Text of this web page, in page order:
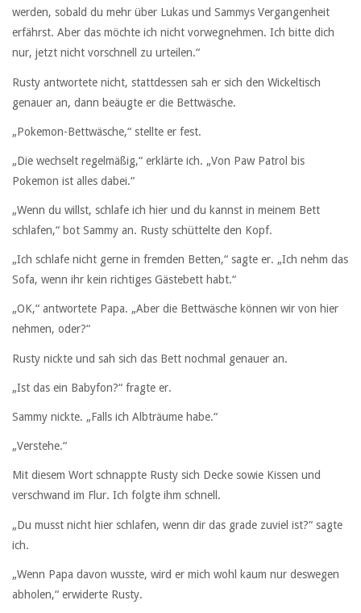
werden, sobald du mehr über Lukas und Sammys Vergangenheit
erfährst. Aber das möchte ich nicht vorwegnehmen. Ich bitte dich
nur, jetzt nicht vorschnell zu urteilen.“
Rusty antwortete nicht, stattdessen sah er sich den Wickeltisch
genauer an, dann beäugte er die Bettwäsche.
„Pokemon-Bettwäsche,“ stellte er fest.
„Die wechselt regelmäßig,“ erklärte ich. „Von Paw Patrol bis
Pokemon ist alles dabei.“
„Wenn du willst, schlafe ich hier und du kannst in meinem Bett
schlafen,“ bot Sammy an. Rusty schüttelte den Kopf.
„Ich schlafe nicht gerne in fremden Betten,“ sagte er. „Ich nehm das
Sofa, wenn ihr kein richtiges Gästebett habt.“
„OK,“ antwortete Papa. „Aber die Bettwäsche können wir von hier
nehmen, oder?“
Rusty nickte und sah sich das Bett nochmal genauer an.
„Ist das ein Babyfon?“ fragte er.
Sammy nickte. „Falls ich Albträume habe.“
„Verstehe.“
Mit diesem Wort schnappte Rusty sich Decke sowie Kissen und
verschwand im Flur. Ich folgte ihm schnell.
„Du musst nicht hier schlafen, wenn dir das grade zuviel ist?“ sagte
ich.
„Wenn Papa davon wusste, wird er mich wohl kaum nur deswegen
abholen,“ erwiderte Rusty.